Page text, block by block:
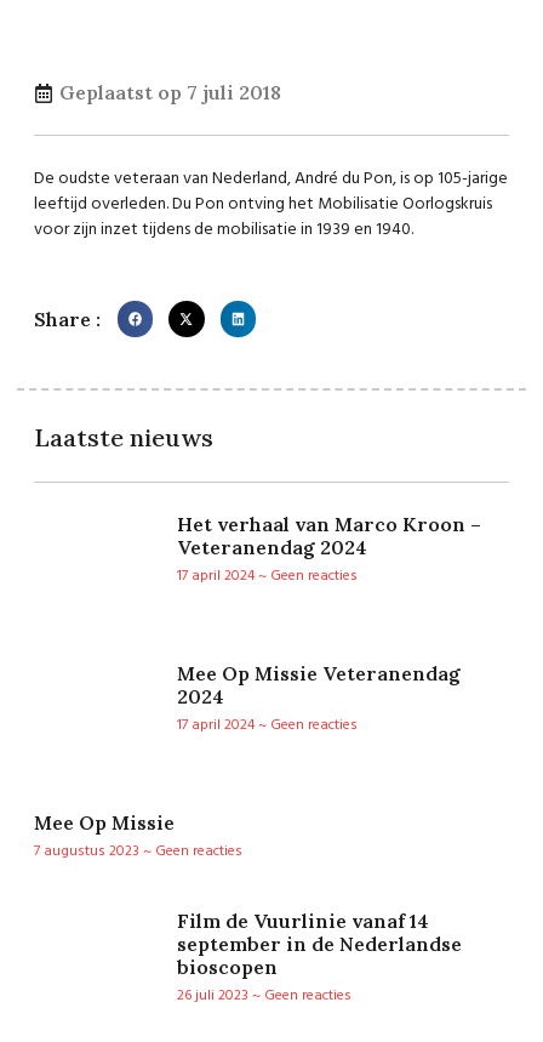
Geplaatst op 7 juli 2018
De oudste veteraan van Nederland, André du Pon, is op 105-jarige
leeftijd overleden. Du Pon ontving het Mobilisatie Oorlogskruis
voor zijn inzet tijdens de mobilisatie in 1939 en 1940.
Share :
Laatste nieuws
Het verhaal van Marco Kroon –
Veteranendag 2024
17 april 2024
Geen reacties
Mee Op Missie Veteranendag
2024
17 april 2024
Geen reacties
Mee Op Missie
7 augustus 2023
Geen reacties
Film de Vuurlinie vanaf 14
september in de Nederlandse
bioscopen
26 juli 2023
Geen reacties